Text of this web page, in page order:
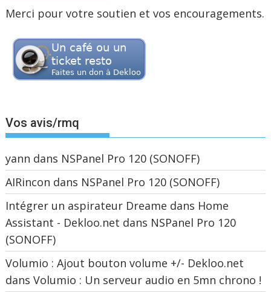
Merci pour votre soutien et vos encouragements.
Vos avis/rmq
yann dans NSPanel Pro 120 (SONOFF)
AIRincon dans NSPanel Pro 120 (SONOFF)
Intégrer un aspirateur Dreame dans Home
Assistant - Dekloo.net dans NSPanel Pro 120
(SONOFF)
Volumio : Ajout bouton volume +/- Dekloo.net
dansVolumio : Un serveur audio en 5mn chrono !